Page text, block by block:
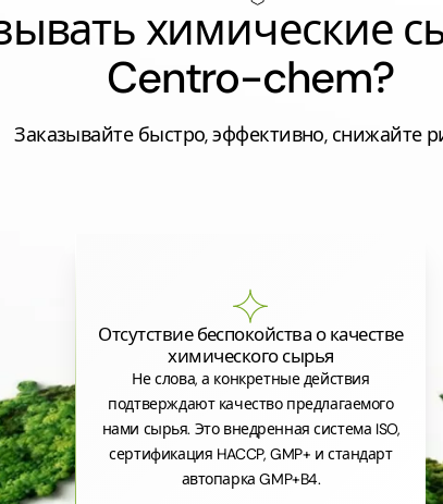
химические
Centro-chem?
Заказывайте быстро, эффективно, снижайте
Отсутствие беспокойства о качестве
химического сырья
Не слова, а конкретные действия
подтверждают качество предлагаемого
нами сырья. Это внедренная система ISO,
сертификация HACCP, GMP+ и стандарт
автопарка GMP+B4.